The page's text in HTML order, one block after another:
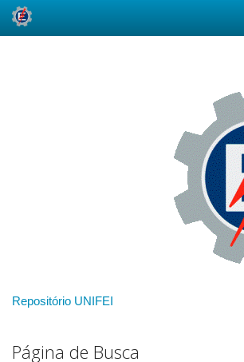
Repositório UNIFEI
Página de Busca